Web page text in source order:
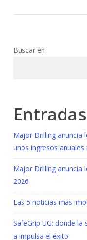
Buscar en
Major Drilling anuncia
unos ingresos anuales
Major Drilling anuncia
2026
Las 5 noticias más
SafeGrip UG: donde la
a impulsa el éxito